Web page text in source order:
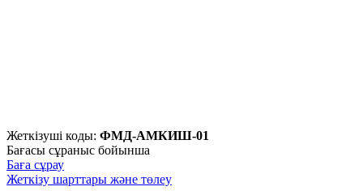
Жеткізуші коды: ФМД-АМКИШ-01
Бағасы сұраныс бойынша
Баға сұрау
Жеткізу шарттары және төлеу